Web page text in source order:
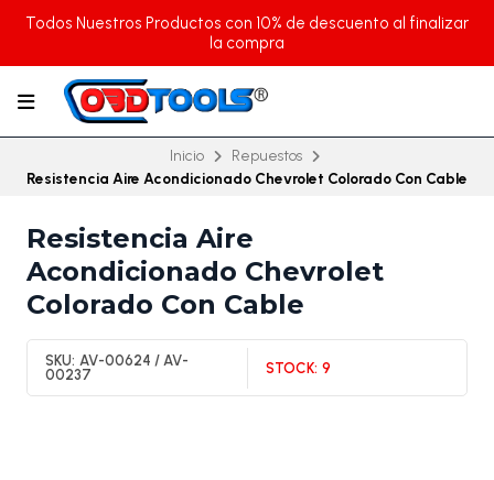
Todos Nuestros Productos con 10% de descuento al finalizar
la compra
Inicio
Repuestos
Resistencia Aire Acondicionado Chevrolet Colorado Con Cable
Resistencia Aire
Acondicionado Chevrolet
Colorado Con Cable
SKU: AV-00624 / AV-
00237
STOCK: 9